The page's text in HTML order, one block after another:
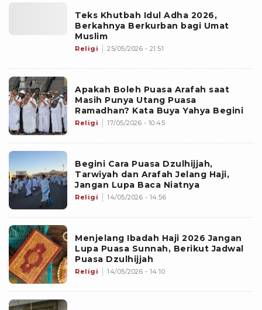
Teks Khutbah Idul Adha 2026,
Berkahnya Berkurban bagi Umat
Muslim
Religi 25/05/2026 - 21:51
Apakah Boleh Puasa Arafah saat
Masih Punya Utang Puasa
Ramadhan? Kata Buya Yahya Begini
Religi 17/05/2026 - 10:45
Begini Cara Puasa Dzulhijjah,
Tarwiyah dan Arafah Jelang Haji,
Jangan Lupa Baca Niatnya
Religi 14/05/2026 - 14:56
Menjelang Ibadah Haji 2026 Jangan
Lupa Puasa Sunnah, Berikut Jadwal
Puasa Dzulhijjah
Religi 14/05/2026 - 14:10